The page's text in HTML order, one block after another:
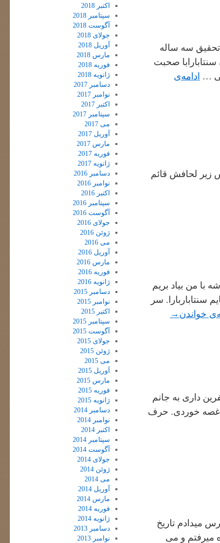
تحقیق سه ساله
صحبت
… ادامه‌ی
زیر لحافش قائم
با من بیاد بریم
سر
خواندن →
داری به جانم
غصه خوردی. حرف
میدادم تاریخ
میرفتم و می
اکتبر 2018
سپتامبر 2018
آگوست 2018
جولای 2018
آوریل 2018
مارس 2018
فوریه 2018
ژانویه 2018
دسامبر 2017
نوامبر 2017
اکتبر 2017
سپتامبر 2017
می 2017
آوریل 2017
مارس 2017
فوریه 2017
ژانویه 2017
دسامبر 2016
نوامبر 2016
اکتبر 2016
سپتامبر 2016
آگوست 2016
جولای 2016
ژوئن 2016
می 2016
آوریل 2016
مارس 2016
فوریه 2016
ژانویه 2016
دسامبر 2015
نوامبر 2015
اکتبر 2015
سپتامبر 2015
آگوست 2015
جولای 2015
ژوئن 2015
می 2015
آوریل 2015
مارس 2015
فوریه 2015
ژانویه 2015
دسامبر 2014
نوامبر 2014
اکتبر 2014
سپتامبر 2014
آگوست 2014
جولای 2014
ژوئن 2014
می 2014
آوریل 2014
مارس 2014
فوریه 2014
ژانویه 2014
دسامبر 2013
نوامبر 2013